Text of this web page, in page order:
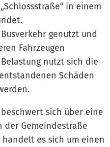
in einem
genutzt und
Fahrzeugen
nutzt sich die
Schäden
sich über eine
der Gemeindestraße
handelt es sich um einen